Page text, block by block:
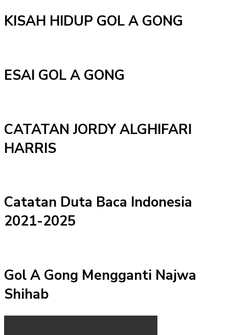
KISAH HIDUP GOL A GONG
ESAI GOL A GONG
CATATAN JORDY ALGHIFARI
HARRIS
Catatan Duta Baca Indonesia
2021-2025
Gol A Gong Mengganti Najwa
Shihab